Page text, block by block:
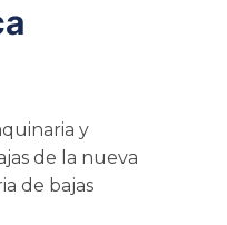
y
de la nueva
de bajas